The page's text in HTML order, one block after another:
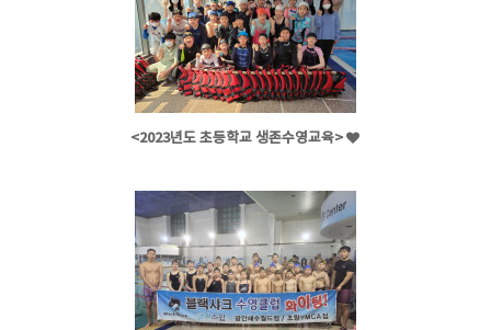
<2023년도 초등학교 생존수영교육>